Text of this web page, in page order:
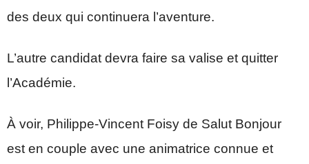
des deux qui continuera l’aventure.
L’autre candidat devra faire sa valise et quitter
l’Académie.
À voir, Philippe-Vincent Foisy de Salut Bonjour
est en couple avec une animatrice connue et